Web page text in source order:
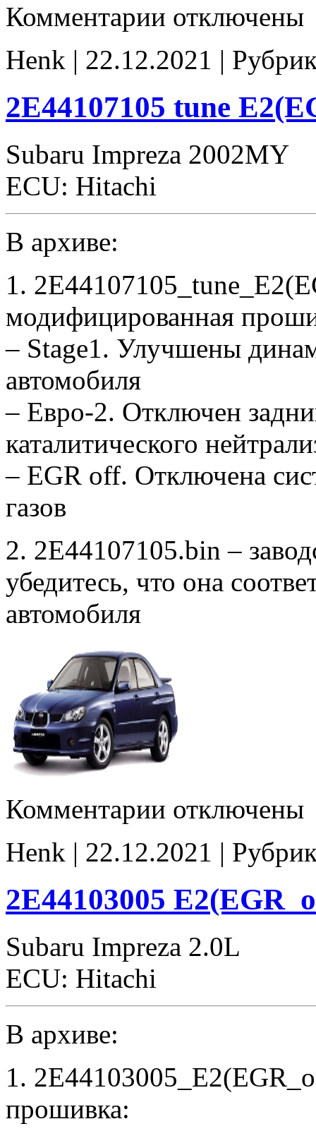
Комментарии записи
отключены
Henk | 22.12.2021 |
2E44107105 tune
Subaru Impreza 2002MY
ECU: Hitachi
В архиве:
1.
модифицированная
– Stage1. Улучшены
автомобиля
– Евро-2. Отключен
каталитического
– EGR off. Отключена
газов
2. 2E44107105.bin –
убедитесь, что она
автомобиля
Комментарии записи
E2(EGR_off)
отключены
Henk | 22.12.2021 |
2E44103005
Subaru Impreza 2.0L
ECU: Hitachi
В архиве:
1.
прошивка: